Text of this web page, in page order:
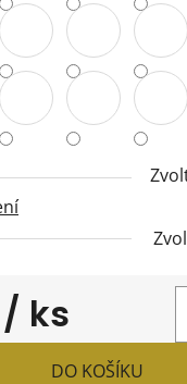
/ ks
DO KOŠÍKU